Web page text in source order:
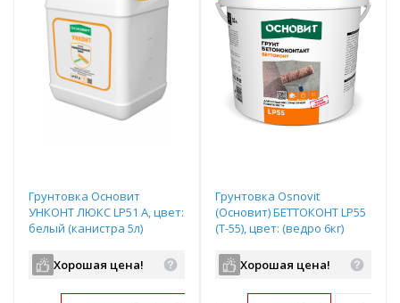
Грунтовка Основит
УНКОНТ ЛЮКС LP51 А, цвет:
белый (канистра 5л)
Хорошая цена!
Грунтовка Osnovit
(Основит) БЕТТОКОНТ LP55
(Т-55), цвет: (ведро 6кг)
Хорошая цена!